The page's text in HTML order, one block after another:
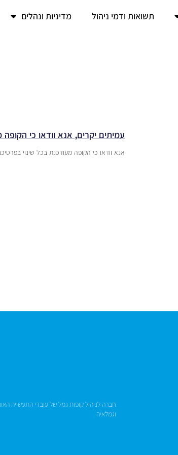
תשואות ודמי ניהול מדיניות ונהלים
עמיתים יקרים, אנא וודאו כי
אנא וודאו כי הקופה מעודכנת בכל שינוי
חברה לניהול קופות גמל של עובדי התעשייה
וגמלאיה